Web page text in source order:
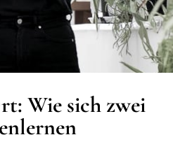
Wie sich zwei